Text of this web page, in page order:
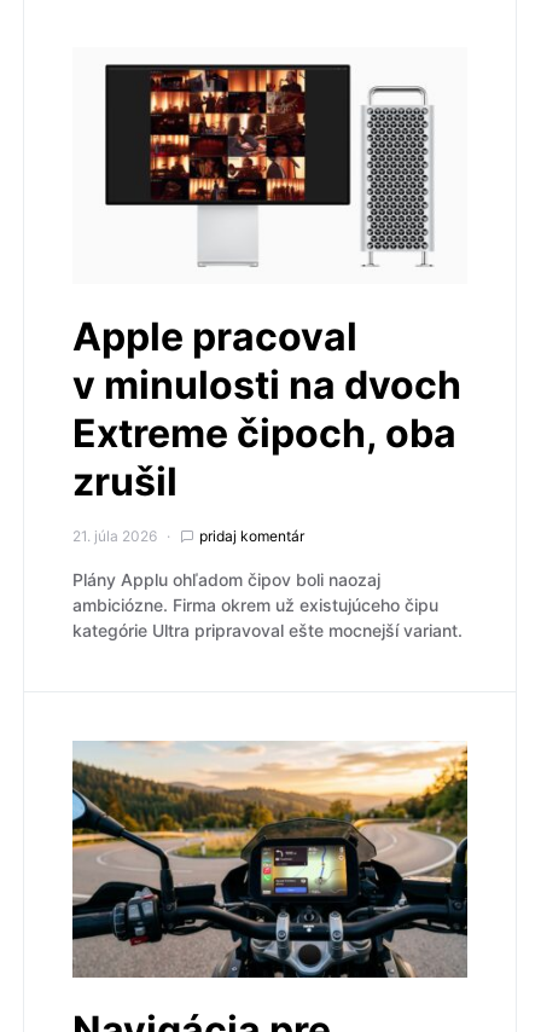
Apple pracoval
v minulosti na dvoch
Extreme čipoch, oba
zrušil
21. júla 2026 pridaj komentár
Plány Applu ohľadom čipov boli naozaj
ambiciózne. Firma okrem už existujúceho čipu
kategórie Ultra pripravoval ešte mocnejší variant.